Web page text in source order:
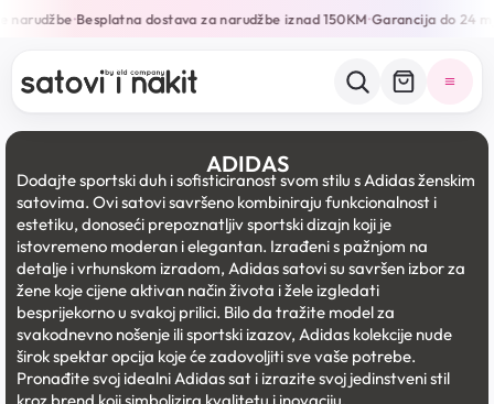
•Besplatna dostava za narudžbe iznad 150KM•Garancija do 24
ADIDAS
Dodajte sportski duh i sofisticiranost svom stilu s Adidas ženskim
satovima. Ovi satovi savršeno kombiniraju funkcionalnost i
estetiku, donoseći prepoznatljiv sportski dizajn koji je
istovremeno moderan i elegantan. Izrađeni s pažnjom na
detalje i vrhunskom izradom, Adidas satovi su savršen izbor za
žene koje cijene aktivan način života i žele izgledati
besprijekorno u svakoj prilici. Bilo da tražite model za
svakodnevno nošenje ili sportski izazov, Adidas kolekcije nude
širok spektar opcija koje će zadovoljiti sve vaše potrebe.
Pronađite svoj idealni Adidas sat i izrazite svoj jedinstveni stil